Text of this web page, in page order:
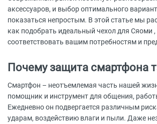
аксессуаров, и выбор оптимального
показаться непростым. В этой статье мы
как подобрать идеальный чехол для Сяоми
соответствовать вашим потребностям и
Почему защита смартфона
Смартфон – неотъемлемая часть нашей
помощник и инструмент для общения,
Ежедневно он подвергается различным
ударам, воздействию влаги и пыли. Даже